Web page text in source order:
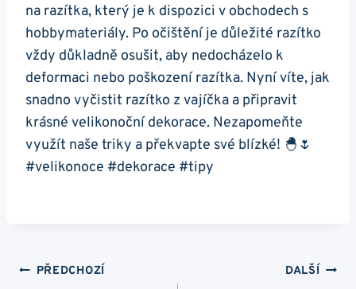
na razítka, který je k dispozici v obchodech s
hobbymateriály. Po očištění je důležité razítko
vždy důkladně osušit, aby nedocházelo k
deformaci nebo poškození razítka. Nyní víte, jak
snadno vyčistit razítko z vajíčka a připravit
krásné velikonoční dekorace. Nezapomeňte
využít naše triky a překvapte své blízké! 🐣🌷
#velikonoce #dekorace #tipy
Navigace
PŘEDCHOZÍ DALŠÍ